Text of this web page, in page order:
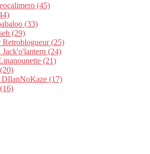
(45)
(33)
(29)
Retroblogueur (25)
Jack'o'lantern (24)
(21)
DIlanNoKaze (17)